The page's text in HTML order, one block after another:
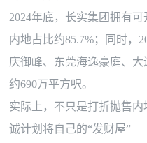
2024年底，长实集团拥有可
内地占比约85.7%；同时，
庆御峰、东莞海逸豪庭、
约690万平方呎。
实际上，不只是打折抛售
诚计划将自己的“发财屋